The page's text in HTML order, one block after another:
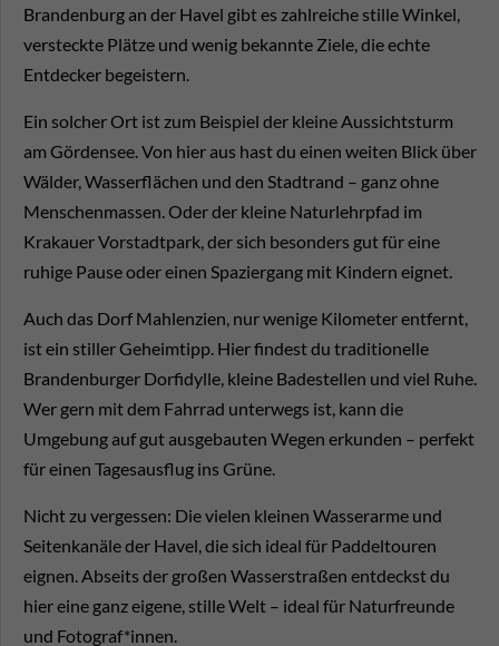
Brandenburg an der Havel gibt es zahlreiche stille Winkel,
versteckte Plätze und wenig bekannte Ziele, die echte
Entdecker begeistern.
Ein solcher Ort ist zum Beispiel der kleine Aussichtsturm
am Gördensee. Von hier aus hast du einen weiten Blick über
Wälder, Wasserflächen und den Stadtrand – ganz ohne
Menschenmassen. Oder der kleine Naturlehrpfad im
Krakauer Vorstadtpark, der sich besonders gut für eine
ruhige Pause oder einen Spaziergang mit Kindern eignet.
Auch das Dorf Mahlenzien, nur wenige Kilometer entfernt,
ist ein stiller Geheimtipp. Hier findest du traditionelle
Brandenburger Dorfidylle, kleine Badestellen und viel Ruhe.
Wer gern mit dem Fahrrad unterwegs ist, kann die
Umgebung auf gut ausgebauten Wegen erkunden – perfekt
für einen Tagesausflug ins Grüne.
Nicht zu vergessen: Die vielen kleinen Wasserarme und
Seitenkanäle der Havel, die sich ideal für Paddeltouren
eignen. Abseits der großen Wasserstraßen entdeckst du
hier eine ganz eigene, stille Welt – ideal für Naturfreunde
und Fotograf*innen.